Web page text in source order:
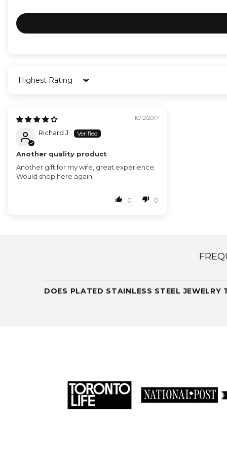
Sort by
10/12/2017
Richard J.
Another quality product
Another gift for my wife, great experience.
Would shop here again
0 0
DOES PLATED STAINLESS STEEL JEWELRY